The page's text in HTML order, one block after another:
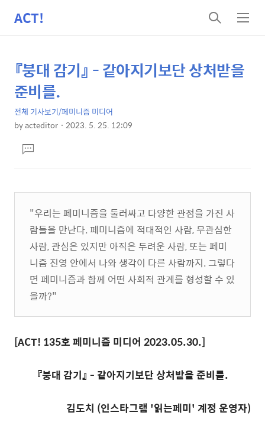
ACT!
검
색
메
뉴
상
세
컨
텐
본
제
목
『붕대 감기』 - 같아지기보단 상처받을
준비를.
전체 기사보기/페미니즘 미디어
byacteditor 2023. 5. 25. 12:09
문댓
글
"우리는 페미니즘을 둘러싸고 다양한 관점을 가진 사
람들을 만난다. 페미니즘에 적대적인 사람, 무관심한
사람, 관심은 있지만 아직은 두려운 사람, 또는 페미
니즘 진영 안에서 나와 생각이 다른 사람까지. 그렇다
면 페미니즘과 함께 어떤 사회적 관계를 형성할 수 있
을까?"
[ACT! 135호 페미니즘 미디어 2023.05.30.]
『붕대 감기』 - 같아지기보단 상처받을 준비를.
김도치 (인스타그램 '읽는페미' 계정 운영자)